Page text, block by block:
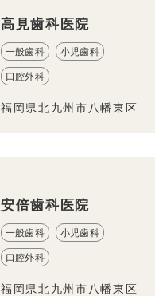
高見歯科医院
一般歯科 小児歯科
口腔外科
福岡県北九州市八幡東区
安倍歯科医院
一般歯科 小児歯科
口腔外科
福岡県北九州市八幡東区